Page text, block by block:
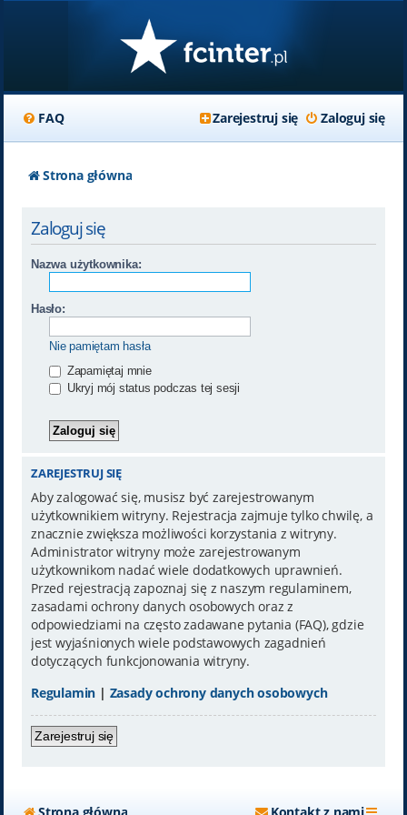
FAQ Zaloguj się
Zarejestruj się
Strona główna
Zaloguj się
Nazwa użytkownika:
Hasło:
Nie pamiętam hasła
Zapamiętaj mnie
Ukryj mój status podczas tej sesji
ZAREJESTRUJ SIĘ
Aby zalogować się, musisz być zarejestrowanym
użytkownikiem witryny. Rejestracja zajmuje tylko chwilę, a
znacznie zwiększa możliwości korzystania z witryny.
Administrator witryny może zarejestrowanym
użytkownikom nadać wiele dodatkowych uprawnień.
Przed rejestracją zapoznaj się z naszym regulaminem,
zasadami ochrony danych osobowych oraz z
odpowiedziami na często zadawane pytania (FAQ), gdzie
jest wyjaśnionych wiele podstawowych zagadnień
dotyczących funkcjonowania witryny.
Regulamin | Zasady ochrony danych osobowych
Zarejestruj się
Strona główna Kontakt z nami